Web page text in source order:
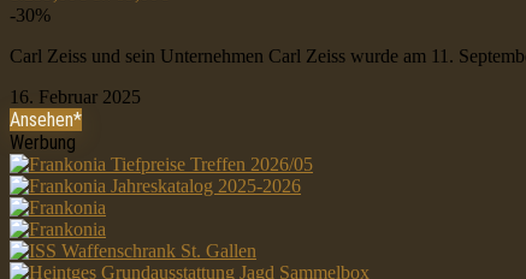
-30%
Carl Zeiss und sein Unternehmen Carl Zeiss wurde am 11.
16. Februar 2025
Ansehen*
Werbung